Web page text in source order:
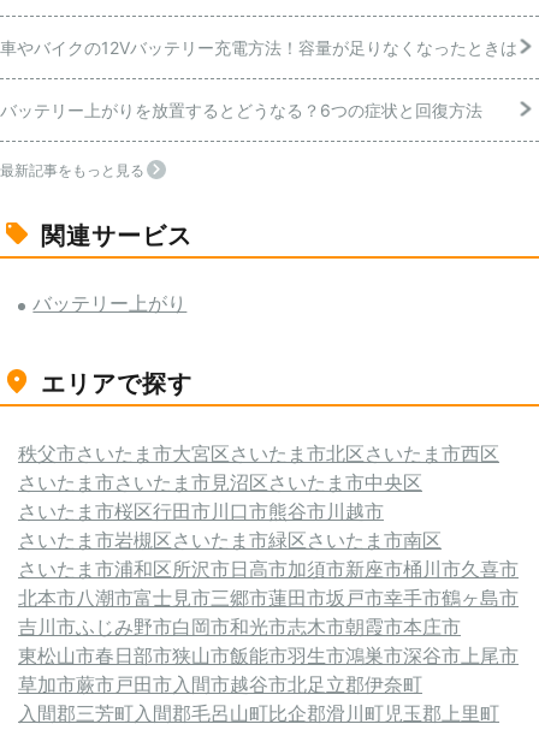
車やバイクの12Vバッテリー充電方法！容量が足りなくなったときは
バッテリー上がりを放置するとどうなる？6つの症状と回復方法
最新記事をもっと見る
関連サービス
バッテリー上がり
エリアで探す
秩父市さいたま市大宮区さいたま市北区さいたま市西区
さいたま市さいたま市見沼区さいたま市中央区
さいたま市桜区行田市川口市熊谷市川越市
さいたま市岩槻区さいたま市緑区さいたま市南区
さいたま市浦和区所沢市日高市加須市新座市桶川市久喜市
北本市八潮市富士見市三郷市蓮田市坂戸市幸手市鶴ヶ島市
吉川市ふじみ野市白岡市和光市志木市朝霞市本庄市
東松山市春日部市狭山市飯能市羽生市鴻巣市深谷市 上尾市
草加市蕨市戸田市入間市越谷市北足立郡伊奈町
入間郡三芳町入間郡毛呂山町比企郡滑川町児玉郡上里町